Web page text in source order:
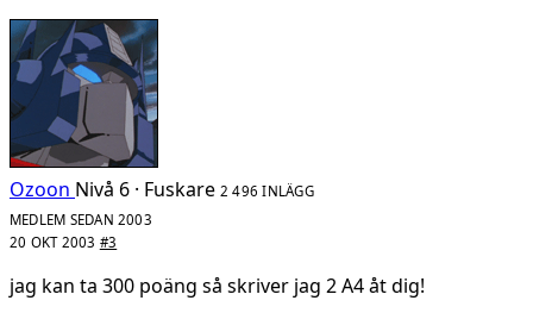
Ozoon Nivå 6 · Fuskare 2 496 INLÄGG
MEDLEM SEDAN 2003
20 OKT 2003 #3
jag kan ta 300 poäng så skriver jag 2 A4 åt dig!